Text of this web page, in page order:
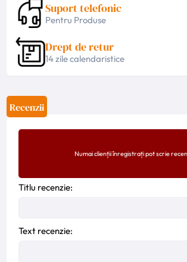
Suport telefonic
Pentru Produse
Drept de retur
14 zile calendaristice
Recenzii
Numai clienții înregistrați pot scrie
Titlu recenzie:
Text recenzie: